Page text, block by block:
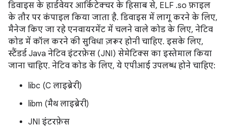
डिवाइस के हार्डवेयर आर्किटेक्चर के हिसाब से, ELF .so फ़ाइल
के तौर पर कंपाइल किया जाता है. डिवाइस में लागू करने के लिए,
मैनेज किए जा रहे एनवायरमेंट में चलने वाले कोड के लिए, नेटिव
कोड में कॉल करने की सुविधा ज़रूर होनी चाहिए. इसके लिए,
स्टैंडर्ड Java नेटिव इंटरफ़ेस (JNI) सेमेटिक्स का इस्तेमाल किया
जाना चाहिए. नेटिव कोड के लिए, ये एपीआई उपलब्ध होने चाहिए:
libc (C लाइब्रेरी)
libm (मैथ लाइब्रेरी)
JNI इंटरफ़ेस